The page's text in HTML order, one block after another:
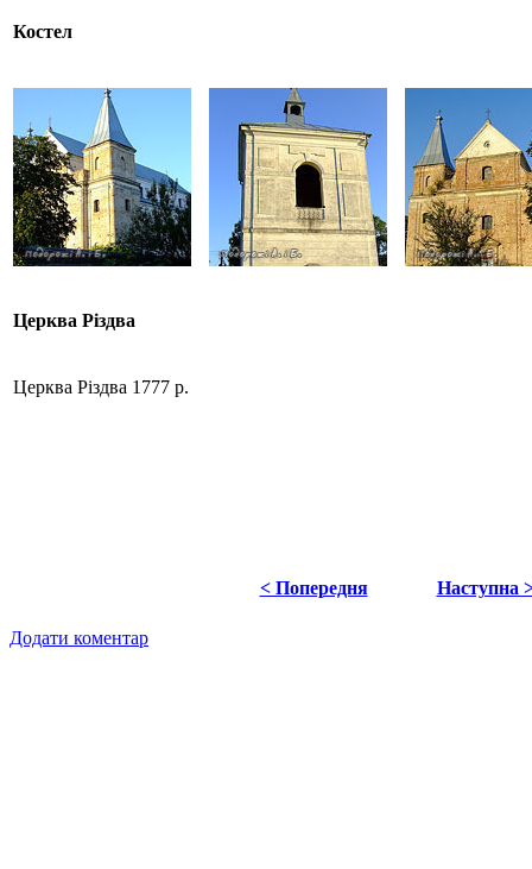
Костел
Церква Різдва
Церква Різдва 1777 р.
< Попередня Наступна
Додати коментар